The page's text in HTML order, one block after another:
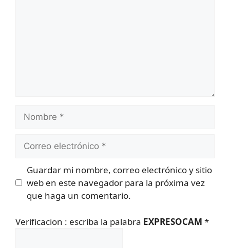
Nombre
Correo
Guardar mi nombre, correo electrónico y sitio
web en este navegador para la próxima vez
que haga un comentario.
Verificacion : escriba la palabra EXPRESOCAM *